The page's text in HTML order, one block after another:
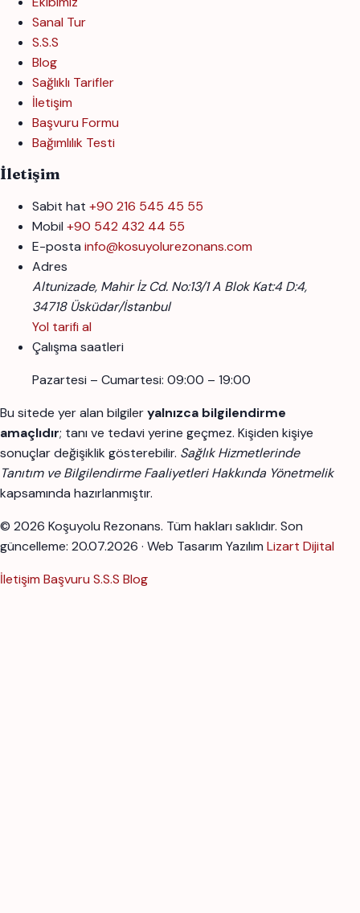
Sanal Tur
S.S.S
Blog
Sağlıklı Tarifler
İletişim
Başvuru Formu
Bağımlılık Testi
İletişim
Sabit hat +90 216 545 45 55
Mobil +90 542 432 44 55
E-posta info@kosuyolurezonans.com
Adres
Altunizade, Mahir İz Cd. No:13/1 A Blok Kat:4 D:4,
34718 Üsküdar/İstanbul
Yol tarifi al
Çalışma saatleri
Pazartesi – Cumartesi: 09:00 – 19:00
Bu sitede yer alan bilgileryalnızca bilgilendirme
amaçlıdır; tanı ve tedavi yerine geçmez. Kişiden kişiye
sonuçlar değişiklik gösterebilir. Sağlık Hizmetlerinde
Tanıtım ve Bilgilendirme Faaliyetleri Hakkında Yönetmelik
kapsamında hazırlanmıştır.
© 2026 Koşuyolu Rezonans. Tüm hakları saklıdır. Son
güncelleme: 20.07.2026 · Web Tasarım Yazılım Lizart Dijital
İletişim Başvuru S.S.S Blog